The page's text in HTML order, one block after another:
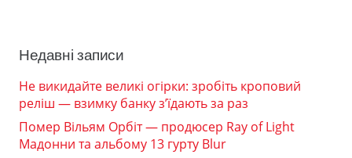
Недавні записи
Не викидайте великі огірки: зробіть кроповий
реліш — взимку банку з’їдають за раз
Помер Вільям Орбіт — продюсер Ray of Light
Мадонни та альбому 13 гурту Blur